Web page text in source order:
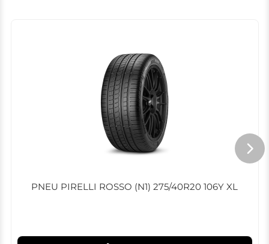
PNEU PIRELLI ROSSO (N1) 275/40R20 106Y XL